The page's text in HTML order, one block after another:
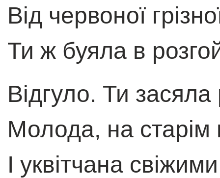
Від червоної
Ти ж буяла в
Відгуло. Ти
Молода, на старім
I уквітчана